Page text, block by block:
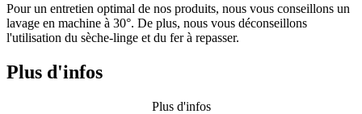
Pour un entretien optimal de nos produits, nous vous conseillons un
lavage en machine à 30°. De plus, nous vous déconseillons
l'utilisation du sèche-linge et du fer à repasser.
Plus d'infos
Plus d'infos